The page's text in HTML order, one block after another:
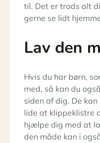
til. Det er trods alt
gerne se lidt
Lav den
Hvis du har børn,
med, så kan du
siden af dig. De
lide at klippeklistre
hjælpe dig med at
den måde kan i